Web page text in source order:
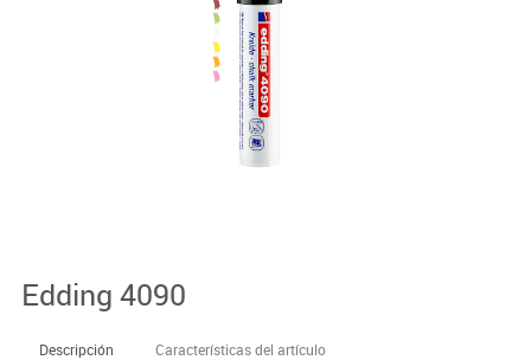
Edding 4090
Descripción Características del artículo